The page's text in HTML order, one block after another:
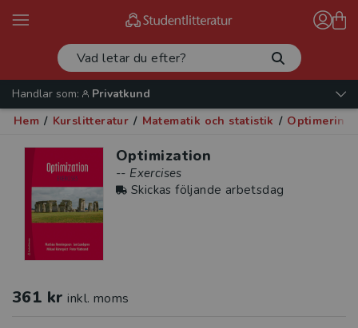
Handlar som:
Privatkund
Hem / Kurslitteratur / Matematik och statistik /
Optimization
-- Exercises
Skickas följande arbetsdag
361 kr inkl. moms